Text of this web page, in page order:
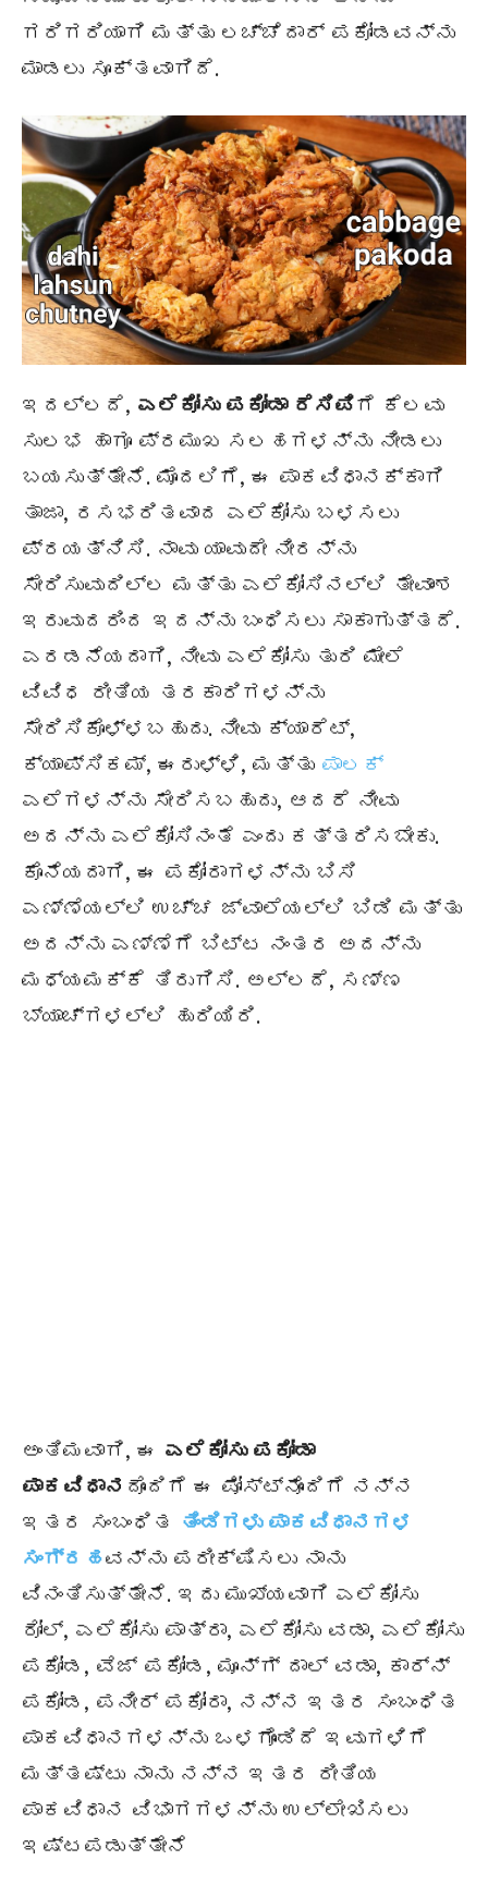
ಗರಿಗರಿಯಾಗಿ ಮತ್ತು ಲಚ್ಚೆದಾರ್ ಪಕೋಡವನ್ನು
ಮಾಡಲು ಸೂಕ್ತವಾಗಿದೆ.
ಇದಲ್ಲದೆ, ಎಲೆಕೋಸು ಪಕೋಡಾ ರೆಸಿಪಿಗೆ ಕೆಲವು
ಸುಲಭ ಹಾಗೂ ಪ್ರಮುಖ ಸಲಹಗಳನ್ನು ನೀಡಲು
ಬಯಸುತ್ತೇನೆ. ಮೊದಲಿಗೆ, ಈ ಪಾಕವಿಧಾನಕ್ಕಾಗಿ
ತಾಜಾ, ರಸಭರಿತವಾದ ಎಲೆಕೋಸು ಬಳಸಲು
ಪ್ರಯತ್ನಿಸಿ. ನಾವು ಯಾವುದೇ ನೀರನ್ನು
ಸೇರಿಸುವುದಿಲ್ಲ ಮತ್ತು ಎಲೆಕೋಸಿನಲ್ಲಿ ತೇವಾಂಶ
ಇರುವುದರಿಂದ ಇದನ್ನು ಬಂಧಿಸಲು ಸಾಕಾಗುತ್ತದೆ.
ಎರಡನೆಯದಾಗಿ, ನೀವು ಎಲೆಕೋಸು ತುರಿ ಮೇಲೆ
ವಿವಿಧ ರೀತಿಯ ತರಕಾರಿಗಳನ್ನು
ಸೇರಿಸಿಕೊಳ್ಳಬಹುದು. ನೀವು ಕ್ಯಾರೆಟ್,
ಕ್ಯಾಪ್ಸಿಕಮ್, ಈರುಳ್ಳಿ, ಮತ್ತು ಪಾಲಕ್
ಎಲೆಗಳನ್ನು ಸೇರಿಸಬಹುದು, ಆದರೆ ನೀವು
ಅದನ್ನು ಎಲೆಕೋಸಿನಂತೆ ಎಂದು ಕತ್ತರಿಸಬೇಕು.
ಕೊನೆಯದಾಗಿ, ಈ ಪಕೋರಾಗಳನ್ನು ಬಿಸಿ
ಎಣ್ಣೆಯಲ್ಲಿ ಉಚ್ಚ ಜ್ವಾಲೆಯಲ್ಲಿ ಬಿಡಿ ಮತ್ತು
ಅದನ್ನು ಎಣ್ಣೆಗೆ ಬಿಟ್ಟ ನಂತರ ಅದನ್ನು
ಮಧ್ಯಮಕ್ಕೆ ತಿರುಗಿಸಿ. ಅಲ್ಲದೆ, ಸಣ್ಣ
ಬ್ಯಾಚ್ಗಳಲ್ಲಿ ಹುರಿಯಿರಿ.
ಅಂತಿಮವಾಗಿ, ಈ ಎಲೆಕೋಸು ಪಕೋಡಾ
ಪಾಕವಿಧಾನ ದೊಂದಿಗೆ ಈ ಪೋಸ್ಟ್ನೊಂದಿಗೆ ನನ್ನ
ಇತರ ಸಂಬಂಧಿತ ತಿಂಡಿಗಳು ಪಾಕವಿಧಾನಗಳ
ಸಂಗ್ರಹವನ್ನು ಪರೀಕ್ಷಿಸಲು ನಾನು
ವಿನಂತಿಸುತ್ತೇನೆ. ಇದು ಮುಖ್ಯವಾಗಿ ಎಲೆಕೋಸು
ರೋಲ್, ಎಲೆಕೋಸು ಪಾತ್ರಾ, ಎಲೆಕೋಸು ವಡಾ, ಎಲೆಕೋಸು
ಪಕೋಡ, ವೆಜ್ ಪಕೋಡ, ಮೂನ್ಗ್ ದಾಲ್ ವಡಾ, ಕಾರ್ನ್
ಪಕೋಡ, ಪನೀರ್ ಪಕೋರಾ, ನನ್ನ ಇತರ ಸಂಬಂಧಿತ
ಪಾಕವಿಧಾನಗಳನ್ನು ಒಳಗೊಂಡಿದೆ ಇವುಗಳಿಗೆ
ಮತ್ತಷ್ಟು ನಾನು ನನ್ನ ಇತರ ರೀತಿಯ
ಪಾಕವಿಧಾನ ವಿಭಾಗಗಳನ್ನು ಉಲ್ಲೇಖಿಸಲು
ಇಷ್ಟಪಡುತ್ತೇನೆ